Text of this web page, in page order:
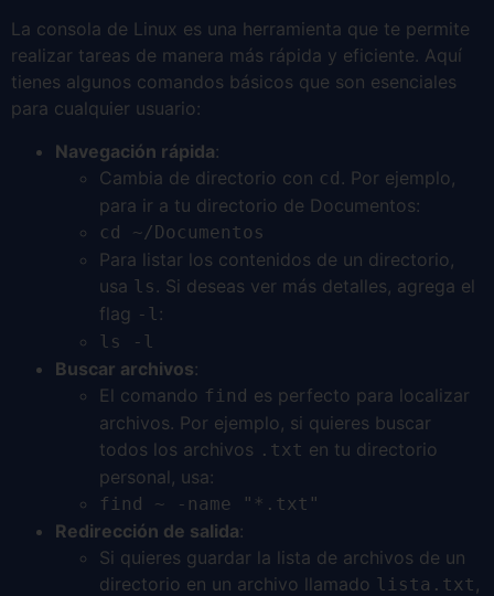
La consola de Linux es una herramienta que te permite
realizar tareas de manera más rápida y eficiente. Aquí
tienes algunos comandos básicos que son esenciales
para cualquier usuario:
Navegación rápida:
Cambia de directorio con cd . Por ejemplo,
para ir a tu directorio de Documentos:
cd ~/Documentos
Para listar los contenidos de un directorio,
usa ls . Si deseas ver más detalles, agrega el
flag -l :
ls -l
Buscar archivos:
El comando find es perfecto para localizar
archivos. Por ejemplo, si quieres buscar
todos los archivos .txt en tu directorio
personal, usa:
find ~ -name "*.txt"
Redirección de salida:
Si quieres guardar la lista de archivos de un
directorio en un archivo llamado lista.txt